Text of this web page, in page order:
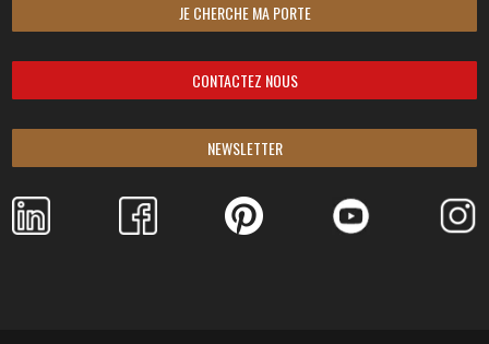
JE CHERCHE MA PORTE
CONTACTEZ NOUS
NEWSLETTER